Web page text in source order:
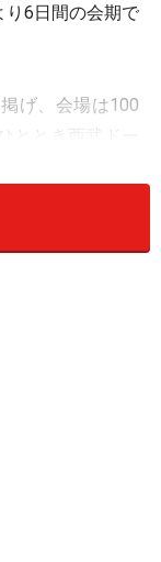
り6日間の会期で
げ、会場は100
ととき西武ドー
』開催概要
）